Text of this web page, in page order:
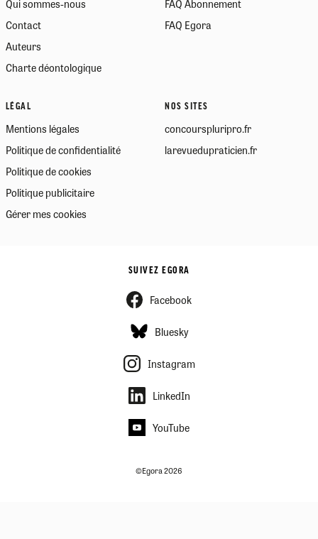
Qui sommes-nous
Contact
Auteurs
Charte déontologique
FAQ Abonnement
FAQ Egora
LÉGAL
Mentions légales
Politique de confidentialité
Politique de cookies
Politique publicitaire
Gérer mes cookies
NOS SITES
concourspluripro.fr
larevuedupraticien.fr
SUIVEZ EGORA
Facebook
Bluesky
Instagram
LinkedIn
YouTube
©Egora 2026